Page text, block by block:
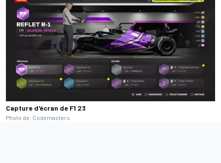
Capture d'écran de F1 23
Photo de: Codemasters